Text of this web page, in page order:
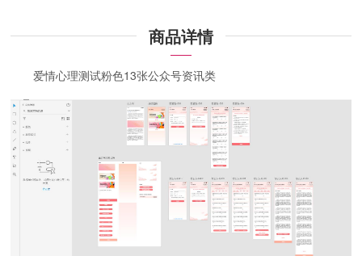
商品详情
爱情心理测试粉色13张公众号资讯类